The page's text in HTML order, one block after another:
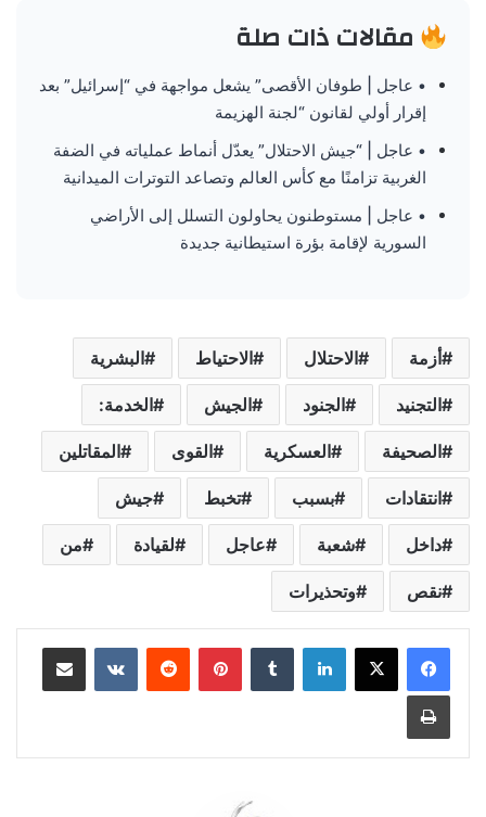
مقالات ذات صلة
• عاجل | طوفان الأقصى” يشعل مواجهة في “إسرائيل” بعد
إقرار أولي لقانون “لجنة الهزيمة
• عاجل | “جيش الاحتلال” يعدّل أنماط عملياته في الضفة
الغربية تزامنًا مع كأس العالم وتصاعد التوترات الميدانية
• عاجل | مستوطنون يحاولون التسلل إلى الأراضي
السورية لإقامة بؤرة استيطانية جديدة
أزمة الاحتلال الاحتياط البشرية
التجنيد الجنود الجيش الخدمة:
الصحيفة العسكرية القوى المقاتلين
انتقادات بسبب تخبط جيش
داخل شعبة عاجل لقيادة من
نقص وتحذيرات
لينكدإن بينتيريست